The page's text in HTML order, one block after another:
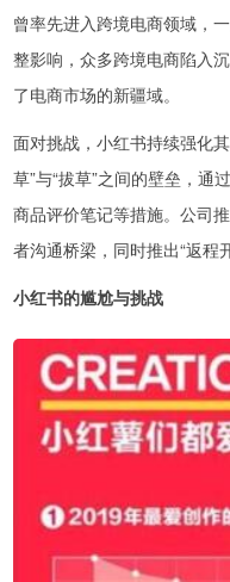
曾率先进入跨境电商领域，
整影响，众多跨境电商陷入
了电商市场的新疆域。
面对挑战，小红书持续强化
草”与“拔草”之间的壁垒，通
商品评价笔记等措施。公司
者沟通桥梁，同时推出“返程
小红书的尴尬与挑战